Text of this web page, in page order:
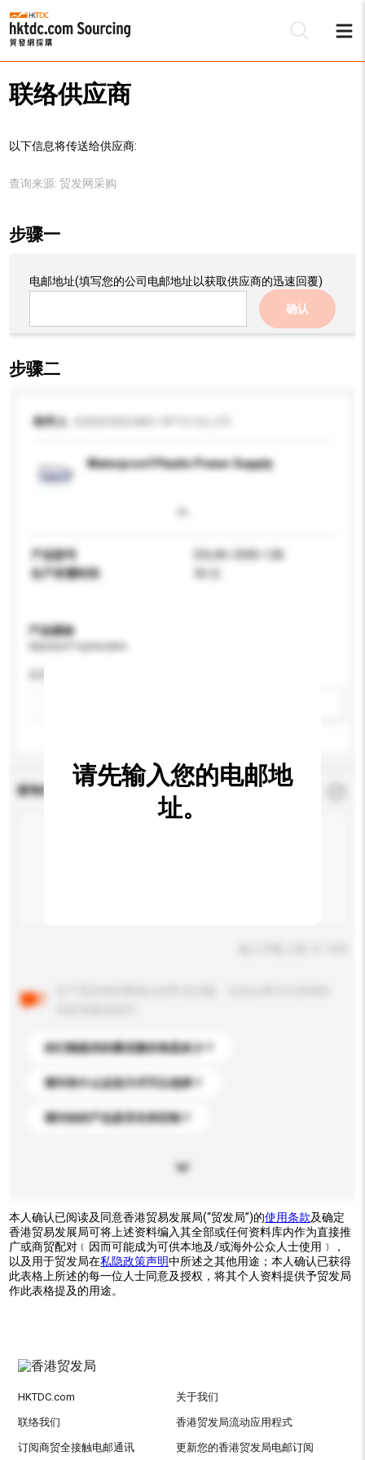
联络供应商
以下信息将传送给供应商:
查询来源: 贸发网采购
步骤一
电邮地址(填写您的公司电邮地址以获取供应商的迅速回覆)
确认
步骤二
收件人
Waterproof Plastic Power Supply
产品型号
DSLAV-200D-12B
生产所需时间
30 日
产品规格
查询内容 * 必须填写
你们能提供的最优惠价格是多少？
请问有什么运送方式可以选择？
请问你的产品是否支持定制？
请先输入您的电邮地
址。
本人确认已阅读及同意香港贸易发展局(“贸发局”)的使用条款及确定
香港贸易发展局可将上述资料编入其全部或任何资料库内作为直接推
广或商贸配对﹝因而可能成为可供本地及/或海外公众人士使用﹞，
以及用于贸发局在私隐政策声明中所述之其他用途；本人确认已获得
此表格上所述的每一位人士同意及授权，将其个人资料提供予贸发局
作此表格提及的用途。
HKTDC.com 关于我们
联络我们 香港贸发局流动应用程式
订阅商贸全接触电邮通讯 更新您的香港贸发局电邮订阅